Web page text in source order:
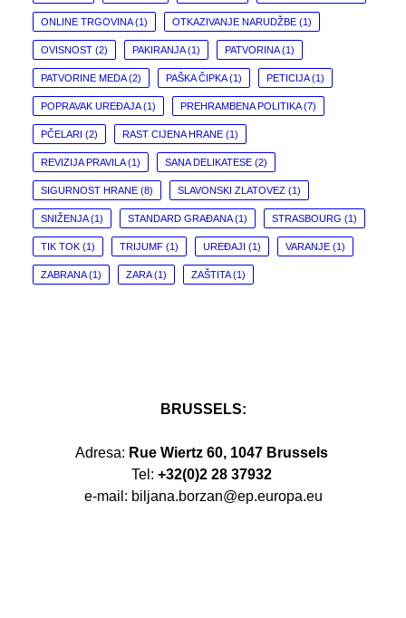
ONLINE TRGOVINA(1) OTKAZIVANJE NARUDŽBE (1)
OVISNOST (2) PAKIRANJA(1) PATVORINA(1)
PATVORINE MEDA(2) PAŠKA ČIPKA(1) PETICIJA(1)
POPRAVAK UREĐAJA(1) PREHRAMBENA POLITIKA(7)
PČELARI (2) RAST CIJENA HRANE (1)
REVIZIJA PRAVILA(1) SANA DELIKATESE (2)
SIGURNOST HRANE (8) SLAVONSKI ZLATOVEZ (1)
SNIŽENJA(1) STANDARD GRAĐANA(1) STRASBOURG (1)
TIK TOK (1) TRIJUMF (1) UREĐAJI (1) VARANJE (1)
ZABRANA(1) ZARA(1) ZAŠTITA(1)
BRUSSELS:
Adresa: Rue Wiertz 60, 1047 Brussels
Tel: +32(0)2 28 37932
e-mail: biljana.borzan@ep.europa.eu